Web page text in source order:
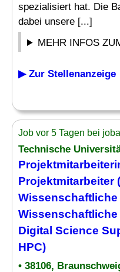
spezialisiert hat. Die
dabei unsere [...]
MEHR INFOS
▶ Zur Stellenanzeige
Job vor 5 Tagen bei
Technische
Projektmitarbeiter
Wissenschaftliche
Digital Science
HPC)
• 38106,